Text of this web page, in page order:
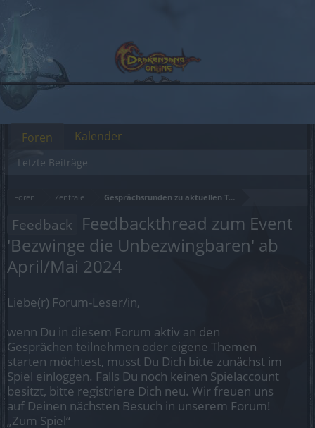
Foren Zentrale Gesprächsrunden zu aktuellen Themen
Feedback Feedbackthread zum Event
'Bezwinge die Unbezwingbaren' ab
April/Mai 2024
Liebe(r) Forum-Leser/in,
wenn Du in diesem Forum aktiv an den
Gesprächen teilnehmen oder eigene Themen
starten möchtest, musst Du Dich bitte zunächst im
Spiel einloggen. Falls Du noch keinen Spielaccount
besitzt, bitte registriere Dich neu. Wir freuen uns
auf Deinen nächsten Besuch in unserem Forum!
„Zum Spiel“
Foren
Letzte Beiträge
Kalender